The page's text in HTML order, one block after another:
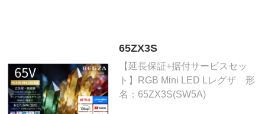
65ZX3S
【延長保証+据付サービスセッ
ト】RGB Mini LED Lレグザ 形
名：65ZX3S(SW5A)